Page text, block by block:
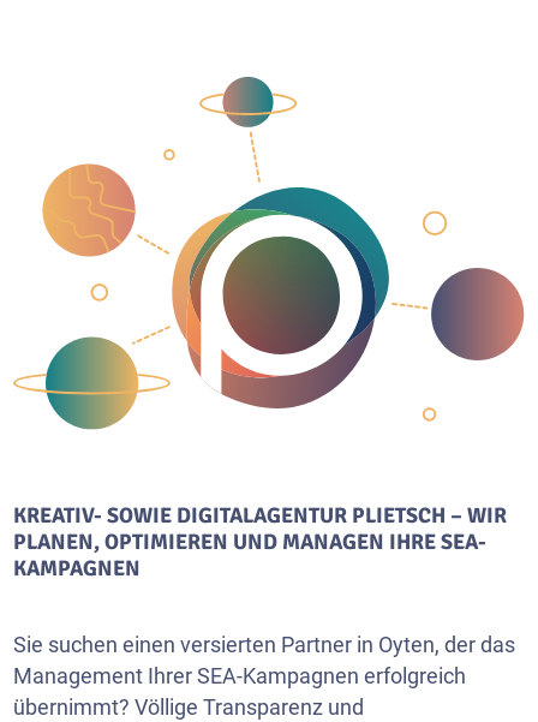
KREATIV- SOWIE DIGITALAGENTUR PLIETSCH – WIR
PLANEN, OPTIMIEREN UND MANAGEN IHRE SEA-
KAMPAGNEN
Sie suchen einen versierten Partner in Oyten, der das
Management Ihrer SEA-Kampagnen erfolgreich
übernimmt? Völlige Transparenz und